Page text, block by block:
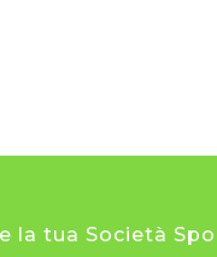
la tua Società